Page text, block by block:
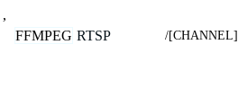
,
FFMPEG RTSP /[CHANNEL]